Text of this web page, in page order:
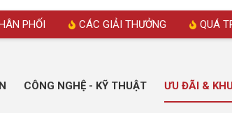
PHỐI CÁC GIẢI THƯỞNG QUÁ
CÔNG NGHỆ - KỸ THUẬT ƯU ĐÃI &